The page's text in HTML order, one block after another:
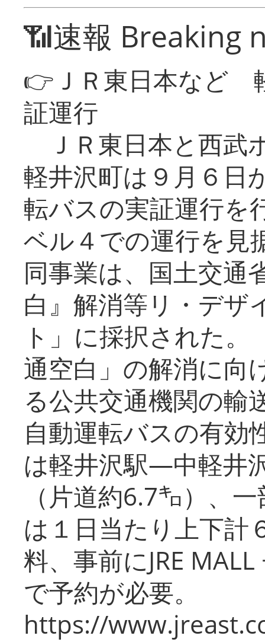
📶速報 Breaking
👉ＪＲ東日本など
証運行
ＪＲ東日本と西武
軽井沢町は９月６日
転バスの実証運行を
ベル４での運行を見
同事業は、国土交通
白』解消等リ・デザ
ト」に採択された
通空白」の解消に向
る公共交通機関の輸
自動運転バスの有効
は軽井沢駅―中軽井
（片道約6.7㌔）、
は１日当たり上下計
料、事前にJRE
で予約が必要。
https://